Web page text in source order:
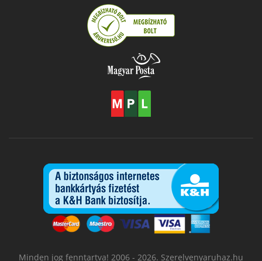
Minden jog fenntartva! 2006 - 2026. Szerelvenyaruhaz.hu